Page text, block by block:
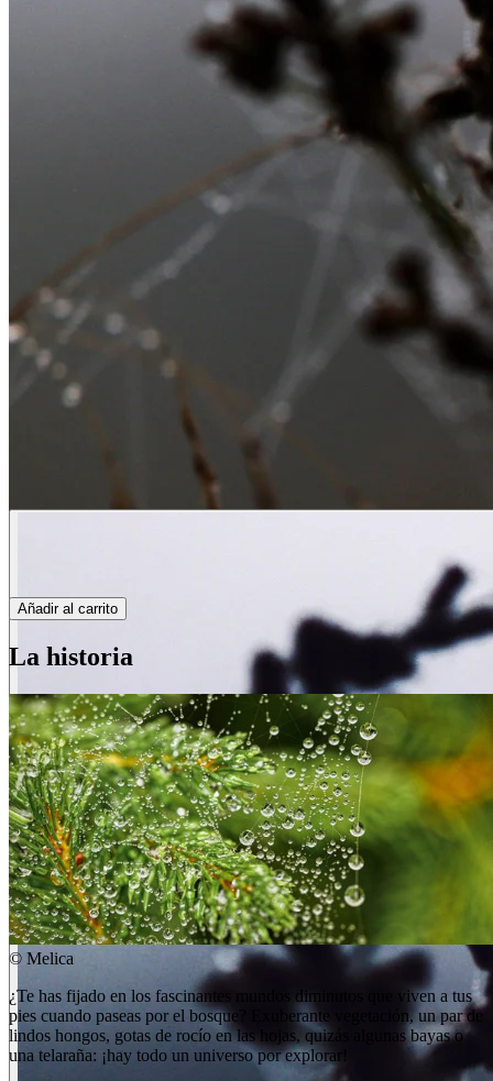
Añadir al carrito
La historia
© Melica
¿Te has fijado en los fascinantes mundos diminutos que viven a tus
pies cuando paseas por el bosque? Exuberante vegetación, un par de
lindos hongos, gotas de rocío en las hojas, quizás algunas bayas o
una telaraña: ¡hay todo un universo por explorar!